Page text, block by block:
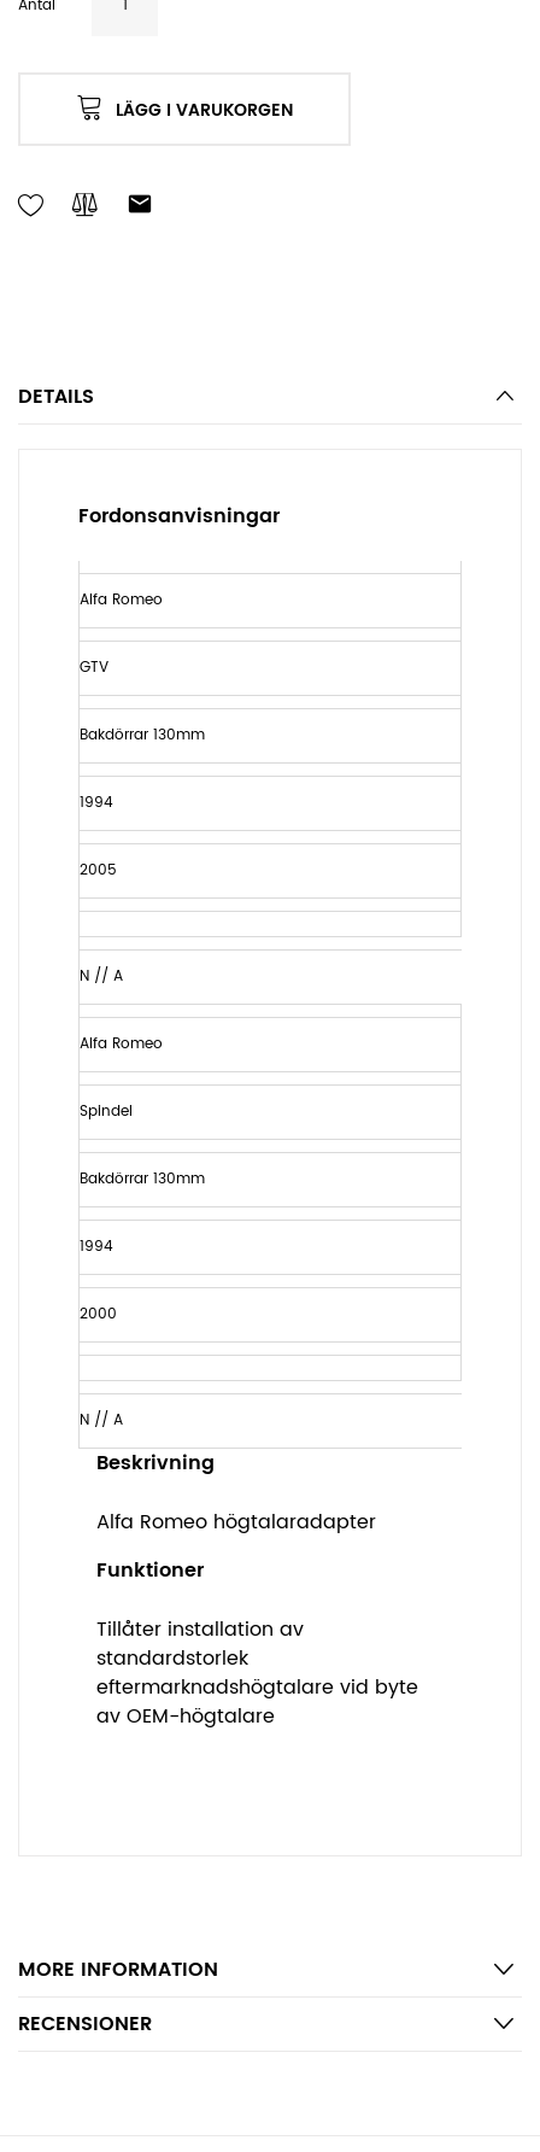
Antal
LÄGG I VARUKORGEN
DETAILS
Fordonsanvisningar
Alfa Romeo
GTV
Bakdörrar 130mm
1994
2005
N // A
Alfa Romeo
Spindel
Bakdörrar 130mm
1994
2000
N // A
Beskrivning
Alfa Romeo högtalaradapter
Funktioner
Tillåter installation av
standardstorlek
eftermarknadshögtalare vid byte
av OEM-högtalare
MORE INFORMATION
RECENSIONER